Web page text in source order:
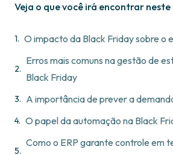
Veja o que você irá encontrar
O impacto da Black Friday sobre o
Erros mais comuns na gestão de
Black Friday
A importância de prever a
O papel da automação na Black
Como o ERP garante controle em